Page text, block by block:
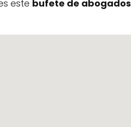
este bufete de abogados